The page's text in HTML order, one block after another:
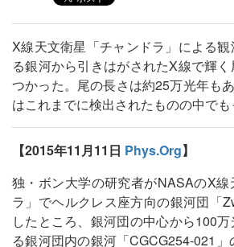
X線天文衛星「チャンドラ」による
る銀河から引きはがされたX線で輝
つかった。尾の長さは約25万光年も
はこれまでに検出されたものの中でも
【2015年11月11日 Phys.Org】
独・ボン大学の研究者がNASAのX線
ラ」でヘルクレス座方向の銀河団「
したところ、銀河団の中心から100
る銀河団内の銀河「CGCG254-021